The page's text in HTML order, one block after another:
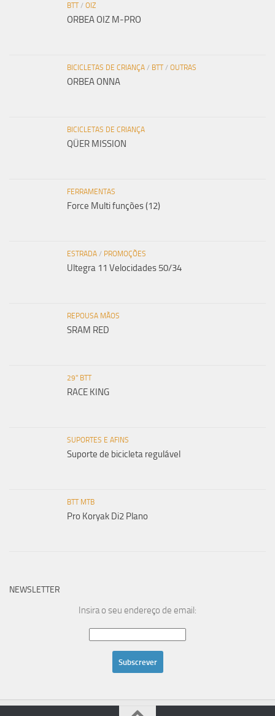
BTT/ OIZ
ORBEA OIZ M-PRO
BICICLETAS DE CRIANÇA / BTT/ OUTRAS
ORBEA ONNA
BICICLETAS DE CRIANÇA
QÜER MISSION
FERRAMENTAS
Force Multi funções (12)
ESTRADA / PROMOÇÕES
Ultegra 11 Velocidades 50/34
REPOUSA MÃOS
SRAM RED
29" BTT
RACE KING
SUPORTES E AFINS
Suporte de bicicleta regulável
BTT MTB
Pro Koryak Di2 Plano
NEWSLETTER
Insira o seu endereço de email: